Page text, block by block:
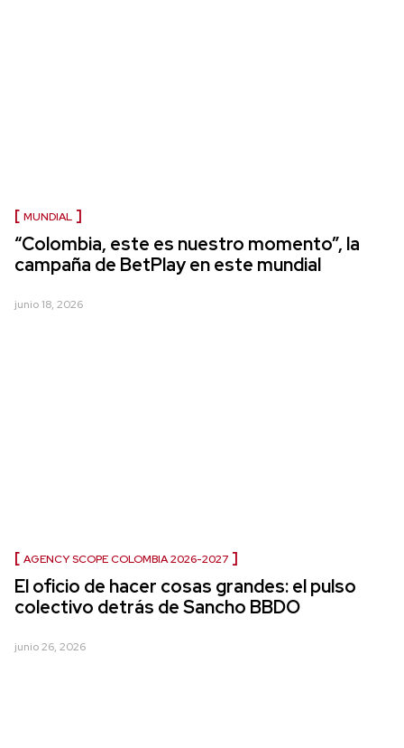
MUNDIAL
“Colombia, este es nuestro momento”, la
campaña de BetPlay en este mundial
junio 18, 2026
AGENCY SCOPE COLOMBIA 2026-2027
El oficio de hacer cosas grandes: el pulso
colectivo detrás de Sancho BBDO
junio 26, 2026